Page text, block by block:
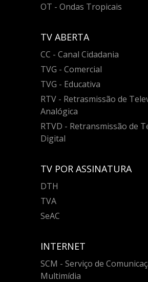
OT - Ondas Tropicais
TV ABERTA
CC - Canal Cidadania
TVG - Comercial
TVG - Educativa
RTV - Retrasmissão de
Analógica
RTVD - Retransmissão de
Digital
TV POR ASSINATURA
DTH
TVA
SeAC
INTERNET
SCM - Serviço de
Multimídia